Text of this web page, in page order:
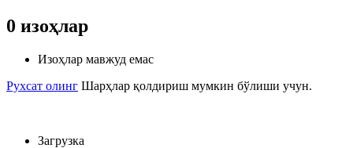
0 изоҳлар
Изоҳлар мавжуд емас
Рухсат олинг Шарҳлар қолдириш мумкин бўлиши учун.
Загрузка